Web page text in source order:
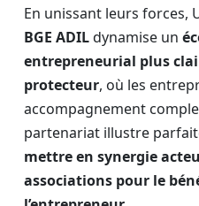
En unissant leurs forces,
BGE ADILdynamise un
entrepreneurial plus
protecteur, où les
accompagnement
partenariat illustre
mettre en synergie
associations pour le